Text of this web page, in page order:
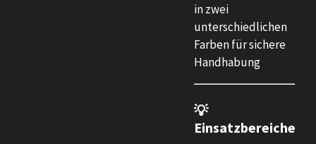
in zwei
unterschiedlichen
Farben für sichere
Handhabung
💡
Einsatzbereiche